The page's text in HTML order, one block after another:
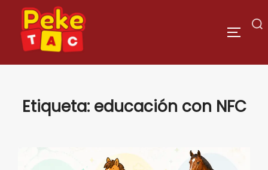
Saltar
contenido
Buscar:
Etiqueta: educación con NFC